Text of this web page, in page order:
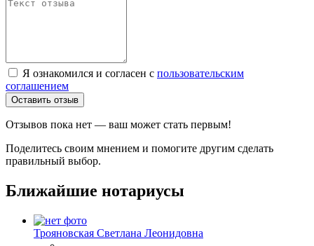
Я ознакомился и согласен с пользовательским
соглашением
Оставить отзыв
Отзывов пока нет — ваш может стать первым!
Поделитесь своим мнением и помогите другим сделать
правильный выбор.
Ближайшие нотариусы
Трояновская Светлана Леонидовна